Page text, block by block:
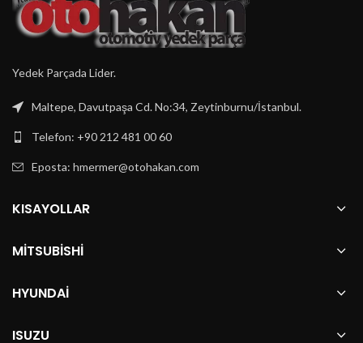
Yedek Parçada Lider.
Maltepe, Davutpaşa Cd. No:34, Zeytinburnu/İstanbul.
Telefon: +90 212 481 00 60
Eposta: hmermer@otohakan.com
KISAYOLLAR
MITSUBISHI
HYUNDAI
ISUZU